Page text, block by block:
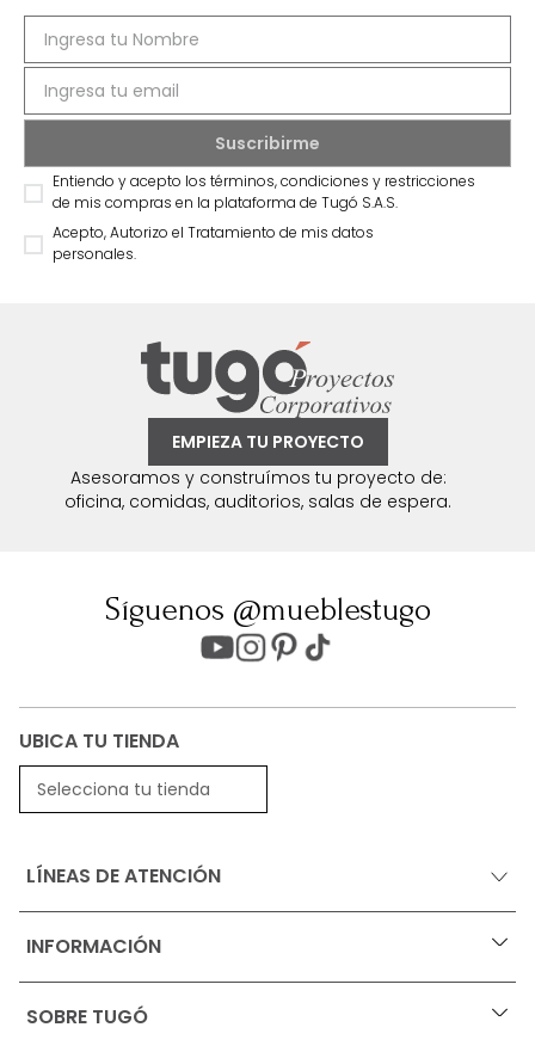
Entiendo y acepto los términos, condiciones y restricciones
de mis compras en la plataforma de Tugó S.A.S.
Acepto, Autorizo el Tratamiento de mis datos
personales.
EMPIEZA TU PROYECTO
Asesoramos y construímos tu proyecto de:
oficina, comidas, auditorios, salas de espera.
Síguenos @mueblestugo
UBICA TU TIENDA
Selecciona tu tienda
LÍNEAS DE ATENCIÓN
INFORMACIÓN +
Ofertas vigentes
SOBRE TUGÓ +